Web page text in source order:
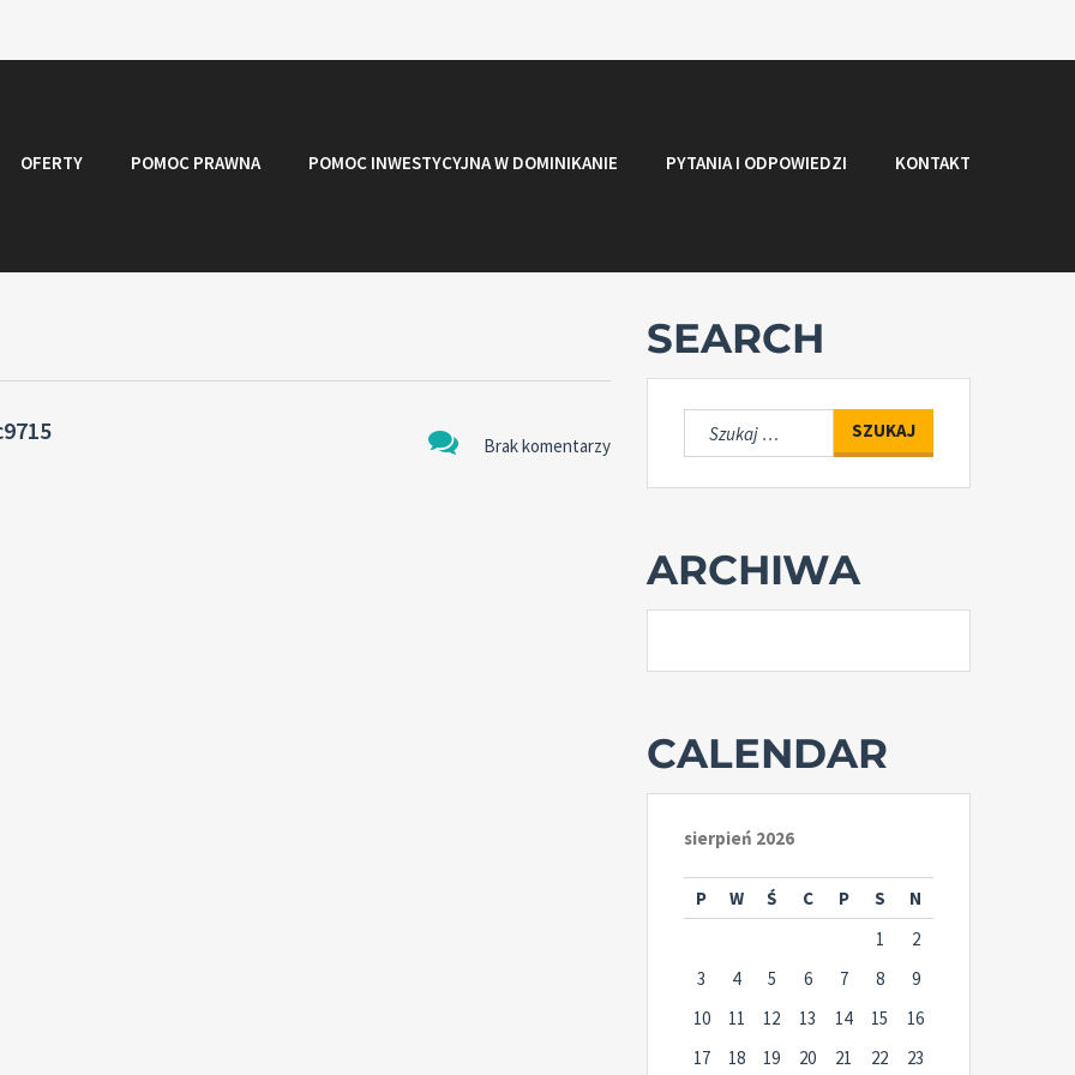
OFERTY POMOC PRAWNA POMOC INWESTYCYJNA W DOMINIKANIE PYTANIA I ODPOWIEDZI KONTAKT
Brak komentarzy
SEARCH
Szukaj:
ARCHIWA
CALENDAR
sierpień 2026
P W Ś C P S
N
1
2
3
4 5 6 7 8
9
10
11 12 13 14 15
16
17
18 19 20 21 22
23